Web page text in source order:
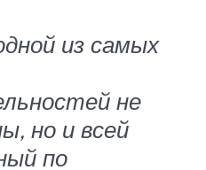
из самых
не
но и всей
по